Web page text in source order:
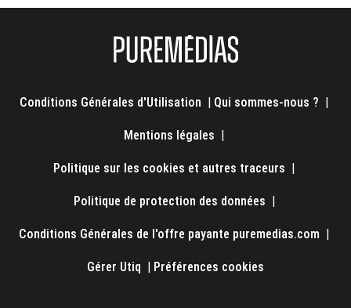
Conditions Générales d'Utilisation Qui sommes-nous ?
Mentions légales
Politique sur les cookies et autres traceurs
Politique de protection des données
Conditions Générales de l'offre payante puremedias.com
Gérer Utiq Préférences cookies